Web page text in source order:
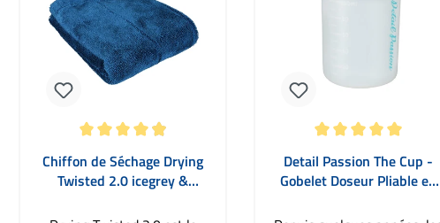
Note moyenne de 4.9 sur 5 étoiles
Chiffon de Séchage Drying
Twisted 2.0 icegrey &
Note moyenne de 5 sur 5
Detail Passion The Cup -
Gobelet Doseur Pliable en